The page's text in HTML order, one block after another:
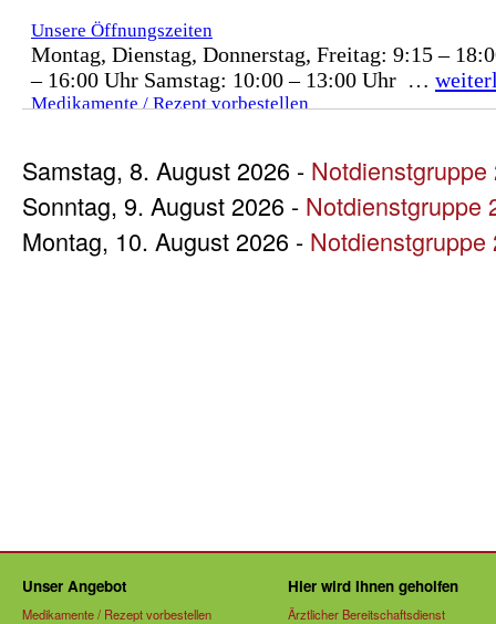
Samstag, 8. August 2026 - Notdienstgruppe
Sonntag, 9. August 2026 - Notdienstgruppe
Montag, 10. August 2026 - Notdienstgruppe
Unser Angebot
Medikamente / Rezept vorbestellen
Hier wird Ihnen geholfen
Ärztlicher Bereitschaftsdienst